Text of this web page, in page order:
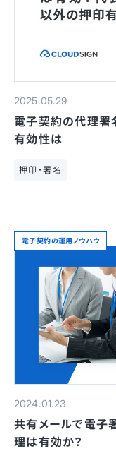
2025.05.29
電子契約の代理署
有効性は
押印・署名
電子契約の運用ノウハウ
2024.01.23
共有メールで電子
理は有効か？